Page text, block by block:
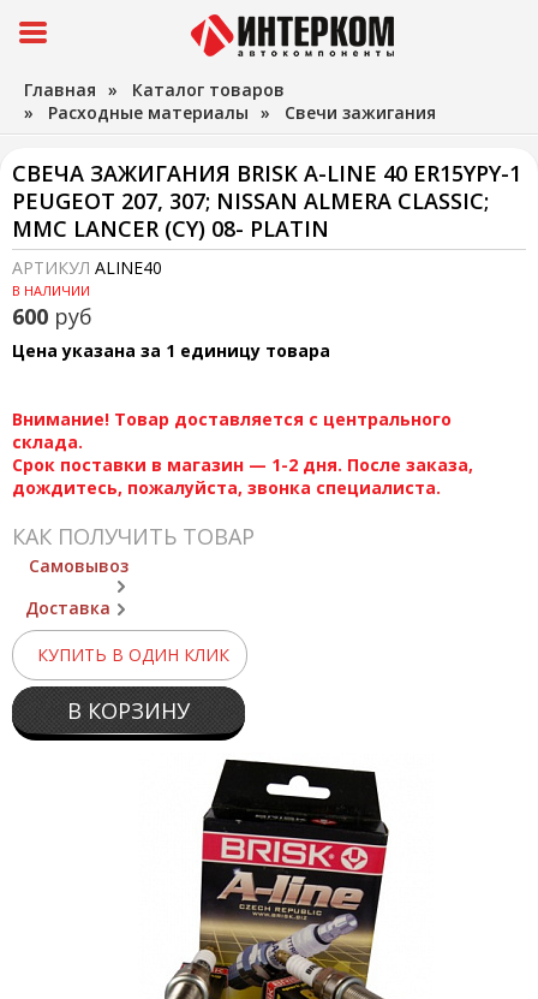
Главная » Каталог товаров
» Расходные материалы » Свечи зажигания
СВЕЧА ЗАЖИГАНИЯ BRISK A-LINE 40 ER15YPY-1
PEUGEOT 207, 307; NISSAN ALMERA CLASSIC;
MMC LANCER (CY) 08- PLATIN
АРТИКУЛ ALINE40
В НАЛИЧИИ
600 руб
Цена указана за 1 единицу товара
Внимание! Товар доставляется с центрального
склада.
Срок поставки в магазин — 1-2 дня. После заказа,
дождитесь, пожалуйста, звонка специалиста.
КАК ПОЛУЧИТЬ ТОВАР
Самовывоз
Доставка
КУПИТЬ В ОДИН КЛИК
В КОРЗИНУ